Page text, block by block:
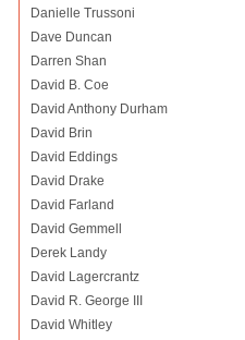
Danielle Trussoni
Dave Duncan
Darren Shan
David B. Coe
David Anthony Durham
David Brin
David Eddings
David Drake
David Farland
David Gemmell
Derek Landy
David Lagercrantz
David R. George III
David Whitley